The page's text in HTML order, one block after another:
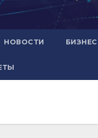
НОВОСТИ